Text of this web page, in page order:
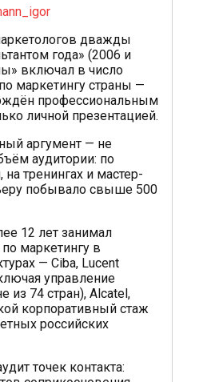
дважды
года» (2006 и
включал в число
маркетингу страны —
профессиональным
личной презентацией.
аргумент — не
аудитории: по
тренингах и мастер-
побывало свыше 500
12 лет занимал
маркетингу в
— Ciba, Lucent
управление
из 74 стран), Alcatel,
корпоративный стаж
российских
точек контакта: